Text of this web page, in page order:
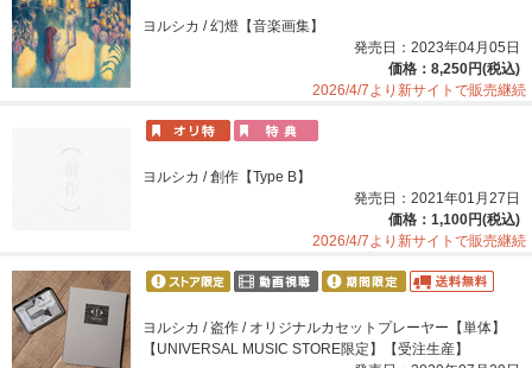
ヨルシカ / 幻燈【音楽画集】
発売日：2023年04月05日
価格：8,250円(税込)
2026/4/7より新サイトで販売継続
ヨルシカ / 創作【Type B】
発売日：2021年01月27日
価格：1,100円(税込)
2026/4/7より新サイトで販売継続
ヨルシカ / 盗作 / オリジナルカセットプレーヤー【単体】
【UNIVERSAL MUSIC STORE限定】【受注生産】